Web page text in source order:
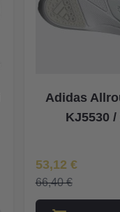
Adidas
KJ5530
Īpaša Cena
53,12 €
66,40 €